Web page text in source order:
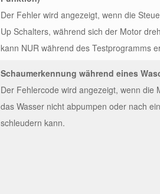
Der Fehler wird angezeigt, wenn die
Up Schalters, während sich der Motor
kann NUR während des Testprogramms
Schaumerkennung während eines
Der Fehlercode wird angezeigt, wenn die
das Wasser nicht abpumpen oder nach
schleudern kann.